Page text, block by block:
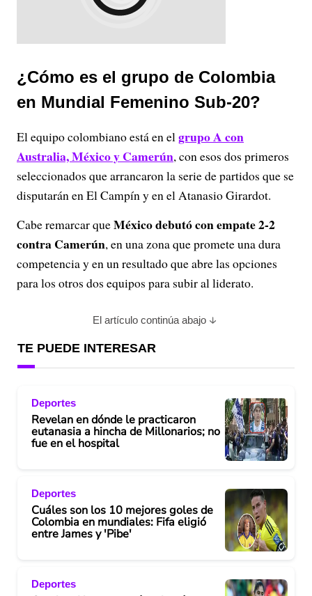
¿Cómo es el grupo de Colombia
en Mundial Femenino Sub-20?
El equipo colombiano está en elgrupo A con
Australia, México y Camerún, con esos dos primeros
seleccionados que arrancaron la serie de partidos que se
disputarán en El Campín y en el Atanasio Girardot.
Cabe remarcar queMéxico debutó con empate 2-2
contra Camerún, en una zona que promete una dura
competencia y en un resultado que abre las opciones
para los otros dos equipos para subir al liderato.
El artículo continúa abajo
TE PUEDE INTERESAR
Deportes
Revelan en dónde le practicaron
eutanasia a hincha de Millonarios; no
fue en el hospital
Deportes
Cuáles son los 10 mejores goles de
Colombia en mundiales: Fifa eligió
entre James y 'Pibe'
Deportes